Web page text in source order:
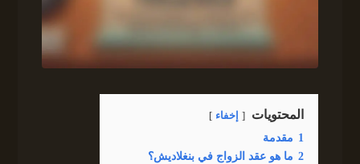
المحتويات إخفاء
1 مقدمة
2 ما هو عقد الزواج في بنغلاديش؟